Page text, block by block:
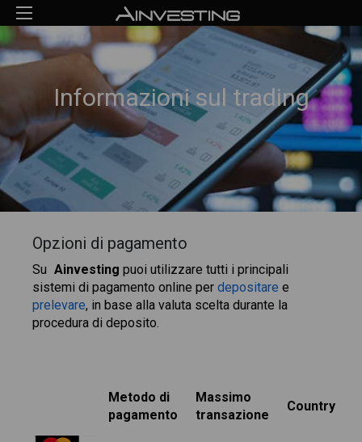
Informazioni sul trading
Opzioni di pagamento
Su Ainvesting puoi utilizzare tutti i principali
sistemi di pagamento online per depositare e
prelevare, in base alla valuta scelta durante la
procedura di deposito.
Metodo di
pagamento
Massimo
transazione
Country